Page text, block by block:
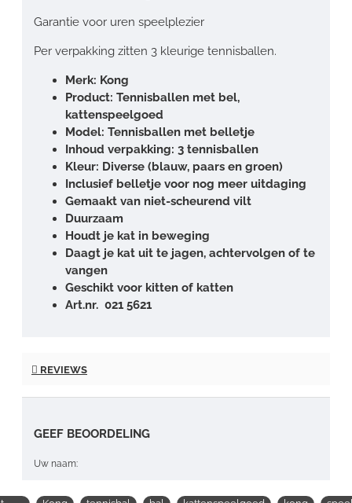
Garantie voor uren speelplezier
Per verpakking zitten 3 kleurige tennisballen.
Merk: Kong
Product: Tennisballen met bel,
kattenspeelgoed
Model: Tennisballen met belletje
Inhoud verpakking: 3 tennisballen
Kleur: Diverse (blauw, paars en groen)
Inclusief belletje voor nog meer uitdaging
Gemaakt van niet-scheurend vilt
Duurzaam
Houdt je kat in beweging
Daagt je kat uit te jagen, achtervolgen of te
vangen
Geschikt voor kitten of katten
Art.nr. 021 5621
REVIEWS
GEEF BEOORDELING
Uw naam: